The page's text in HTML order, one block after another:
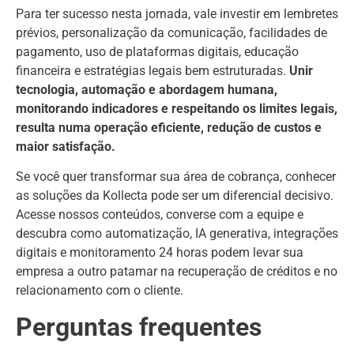
Para ter sucesso nesta jornada, vale investir em lembretes
prévios, personalização da comunicação, facilidades de
pagamento, uso de plataformas digitais, educação
financeira e estratégias legais bem estruturadas. Unir
tecnologia, automação e abordagem humana,
monitorando indicadores e respeitando os limites legais,
resulta numa operação eficiente, redução de custos e
maior satisfação.
Se você quer transformar sua área de cobrança, conhecer
as soluções da Kollecta pode ser um diferencial decisivo.
Acesse nossos conteúdos, converse com a equipe e
descubra como automatização, IA generativa, integrações
digitais e monitoramento 24 horas podem levar sua
empresa a outro patamar na recuperação de créditos e no
relacionamento com o cliente.
Perguntas frequentes